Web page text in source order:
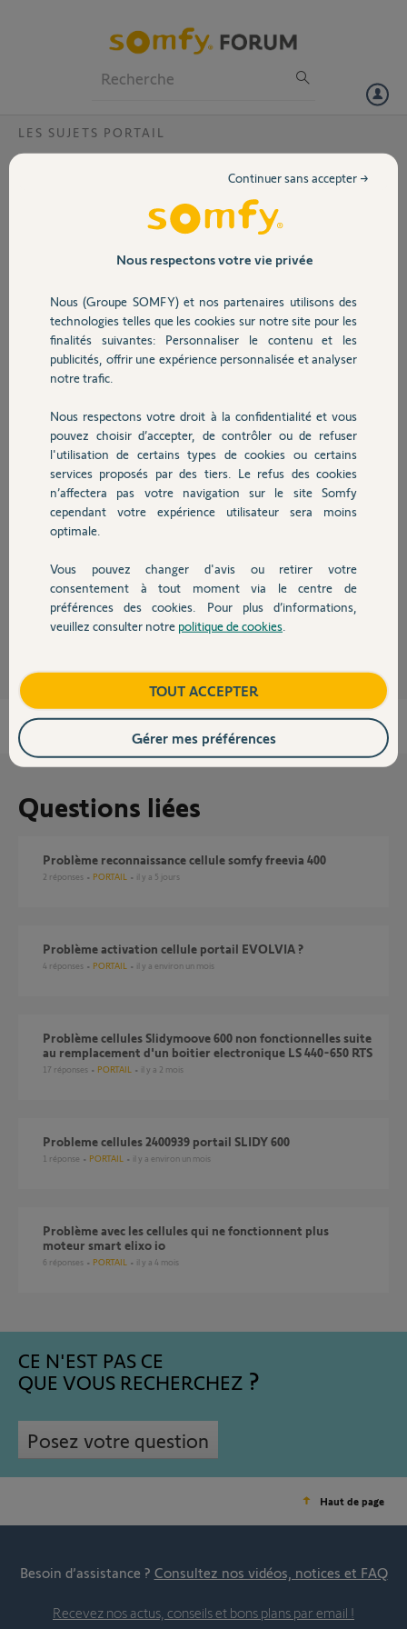
Volet
Sécurité
Domotique
Chauffage
Autres produits
Devis avec un pro
Contact
LES SUJETS PORTAIL
Bonjour, j'ai installé un moteur slidymoove 600 et je n'arrive pas à
aligner les cellules, le portail fait 6 mètres et à 5 mètres ça fonctionne
mais à 6 non la led rouge ne s'allume pas malgré le positionnement
dans toutes les direction, pourtant les cellules sont données pour 8
Merci, de votre réponse.
alain D.
il y a plus de 2 ans
Participer au fil de discussion
Réponses
Plus la distance est importante plus l'alignement doit être parfait !
A partir de 6m les deux cellules doivent rayonner dans un champs de
Bonne journée à vous.
Anonyme il y a plus de 2 ans
Questions liées
Problème reconnaissance cellule somfy freevia 400
2 réponses PORTAIL il y a 5 jours
Problème activation cellule portail EVOLVIA ?
4 réponses PORTAIL il y a environ un mois
Problème cellules Slidymoove 600 non fonctionnelles suite
au remplacement d'un boitier electronique LS 440-650 RTS
17 réponses PORTAIL il y a 2 mois
Probleme cellules 2400939 portail SLIDY 600
1 réponse PORTAIL il y a environ un mois
Problème avec les cellules qui ne fonctionnent plus
moteur smart elixo io
6 réponses PORTAIL il y a 4 mois
CE N'EST PAS CE
QUE VOUS RECHERCHEZ
Posez votre question
Haut de page
Besoin d’assistance ? Consultez nos vidéos, notices et FAQ
Recevez nos actus, conseils et bons plans par email !
Nous respectons votre vie privée
Nous (Groupe SOMFY) et nos partenaires utilisons des
technologies telles que les cookies sur notre site pour les
finalités suivantes: Personnaliser le contenu et les
publicités, offrir une expérience personnalisée et analyser
notre trafic.
Nous respectons votre droit à la confidentialité et vous
pouvez choisir d’accepter, de contrôler ou de refuser
l'utilisation de certains types de cookies ou certains
services proposés par des tiers. Le refus des cookies
n’affectera pas votre navigation sur le site Somfy
cependant votre expérience utilisateur sera moins
optimale.
Vous pouvez changer d'avis ou retirer votre
consentement à tout moment via le centre de
préférences des cookies. Pour plus d’informations,
veuillez consulter notre politique de cookies
Continuer sans accepter →
TOUT ACCEPTER
Gérer mes préférences